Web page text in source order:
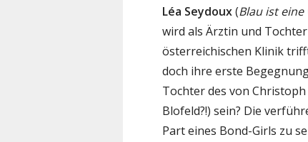
Léa Seydoux(Blau ist
wird als Ärztin und
österreichischen Klinik
doch ihre erste
Tochter des von
Blofeld?!) sein? Die
Part eines Bond-Girls zu